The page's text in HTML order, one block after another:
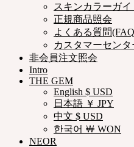
スキンカラーガイ
正規商品照会
よくある質問
カスタマーセン
非会員注文照会
Intro
THE GEM
English $ USD
日本語 ￥ JPY
中文 $ USD
한국어 ￦ WON
NEOR